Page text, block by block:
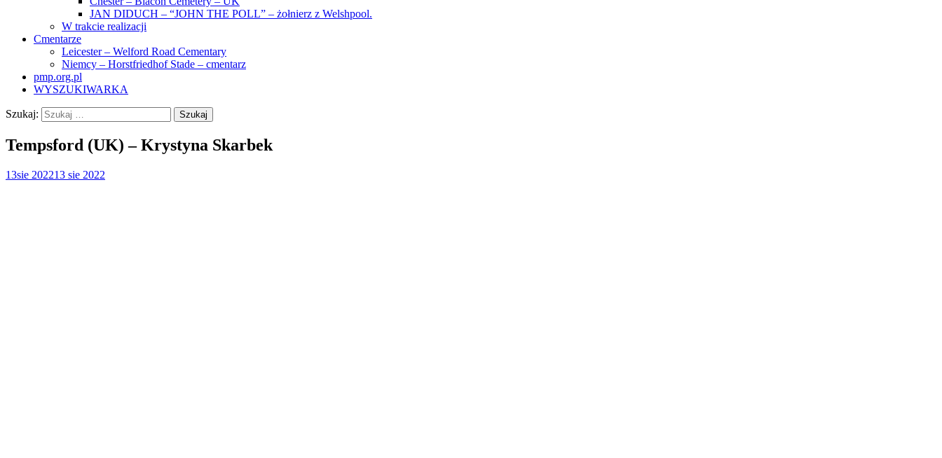
JAN DIDUCH – “JOHN THE POLL” – żołnierz z Welshpool.
W trakcie realizacji
Cmentarze
Leicester – Welford Road Cementary
Niemcy – Horstfriedhof Stade – cmentarz
pmp.org.pl
WYSZUKIWARKA
Szukaj:
Tempsford (UK) – Krystyna Skarbek
13sie 202213 sie 2022